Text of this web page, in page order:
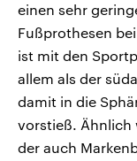
einen sehr
Fußprothesen
ist mit den
allem als der
damit in die
vorstieß. Ähnlich
der auch